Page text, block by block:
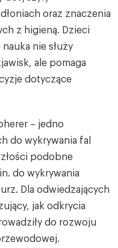
oraz znaczenia
z higieną. Dzieci
nie służy
ale pomaga
dotyczące
– jedno
do wykrywania fal
podobne
do wykrywania
Dla odwiedzających
jak odkrycia
do rozwoju